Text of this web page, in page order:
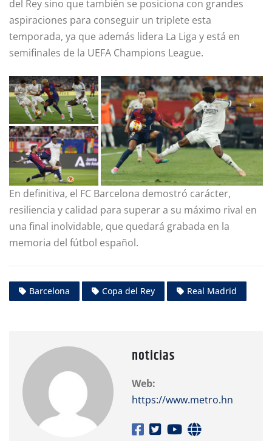
del Rey sino que también se posiciona con grandes
aspiraciones para conseguir un triplete esta
temporada, ya que además lidera La Liga y está en
semifinales de la UEFA Champions League.
En definitiva, el FC Barcelona demostró carácter,
resiliencia y calidad para superar a su máximo rival en
una final inolvidable, que quedará grabada en la
memoria del fútbol español.
Barcelona Copa del Rey Real Madrid
noticias
Web:
https://www.metro.hn